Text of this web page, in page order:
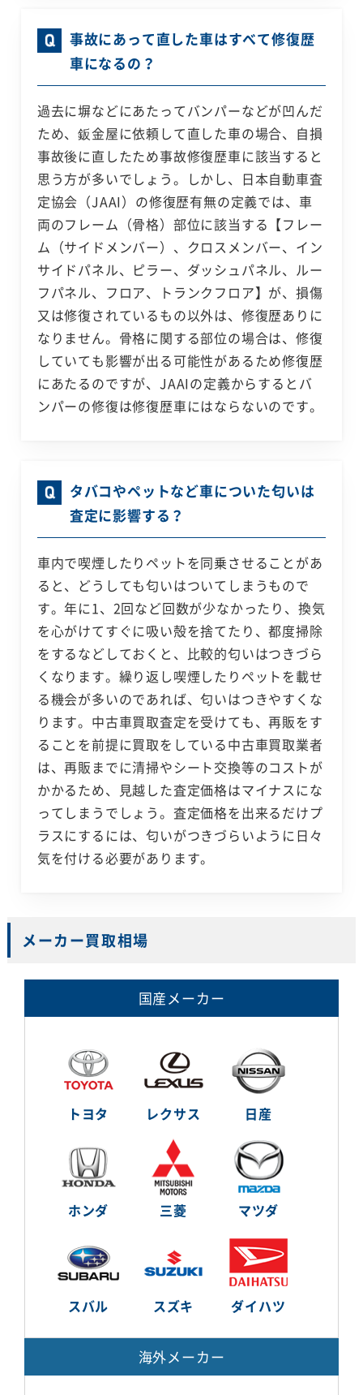
事故にあって直した車はすべて修復歴
車になるの？
過去に塀などにあたってバンパーなどが凹んだ
ため、鈑金屋に依頼して直した車の場合、自損
事故後に直したため事故修復歴車に該当すると
思う方が多いでしょう。しかし、日本自動車査
定協会（JAAI）の修復歴有無の定義では、車
両のフレーム（骨格）部位に該当する【フレー
ム（サイドメンバー）、クロスメンバー、イン
サイドパネル、ピラー、ダッシュパネル、ルー
フパネル、フロア、トランクフロア】が、損傷
又は修復されているもの以外は、修復歴ありに
なりません。骨格に関する部位の場合は、修復
していても影響が出る可能性があるため修復歴
にあたるのですが、JAAIの定義からするとバ
ンパーの修復は修復歴車にはならないのです。
タバコやペットなど車についた匂いは
査定に影響する？
車内で喫煙したりペットを同乗させることがあ
ると、どうしても匂いはついてしまうもので
す。年に1、2回など回数が少なかったり、換気
を心がけてすぐに吸い殻を捨てたり、都度掃除
をするなどしておくと、比較的匂いはつきづら
くなります。繰り返し喫煙したりペットを載せ
る機会が多いのであれば、匂いはつきやすくな
ります。中古車買取査定を受けても、再販をす
ることを前提に買取をしている中古車買取業者
は、再販までに清掃やシート交換等のコストが
かかるため、見越した査定価格はマイナスにな
ってしまうでしょう。査定価格を出来るだけプ
ラスにするには、匂いがつきづらいように日々
気を付ける必要があります。
メーカー買取相場
国産メーカー
トヨタ レクサス 日産
ホンダ 三菱 マツダ
スバル スズキ ダイハツ
海外メーカー